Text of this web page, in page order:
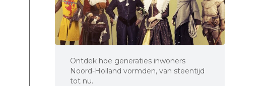
Ontdek hoe generaties inwoners
Noord-Holland vormden, van steentijd
tot nu.